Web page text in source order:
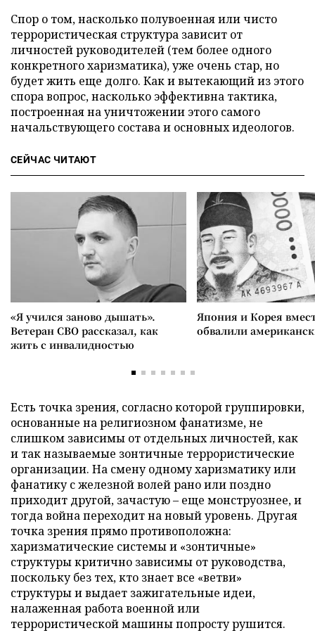
Спор о том, насколько полувоенная или чисто
террористическая структура зависит от
личностей руководителей (тем более одного
конкретного харизматика), уже очень стар, но
будет жить еще долго. Как и вытекающий из этого
спора вопрос, насколько эффективна тактика,
построенная на уничтожении этого самого
начальствующего состава и основных идеологов.
СЕЙЧАС ЧИТАЮТ
«Я учился заново дышать».
Ветеран СВО рассказал, как
жить с инвалидностью
Япония и Корея
обвалили
Есть точка зрения, согласно которой группировки,
основанные на религиозном фанатизме, не
слишком зависимы от отдельных личностей, как
и так называемые зонтичные террористические
организации. На смену одному харизматику или
фанатику с железной волей рано или поздно
приходит другой, зачастую – еще монструознее, и
тогда война переходит на новый уровень. Другая
точка зрения прямо противоположна:
харизматические системы и «зонтичные»
структуры критично зависимы от руководства,
поскольку без тех, кто знает все «ветви»
структуры и выдает зажигательные идеи,
налаженная работа военной или
террористической машины попросту рушится.